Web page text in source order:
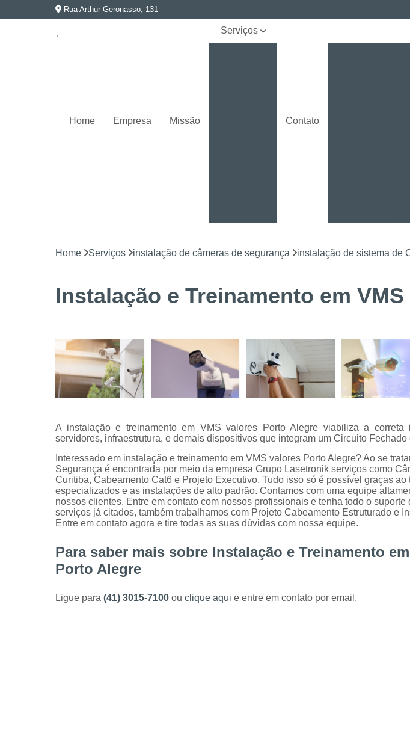
Rua Arthur Geronasso, 131
Home Empresa Missão
Serviços
elétrica e
Segurança
instalação
de câmeras
técnicos
Contato
Instalação
Alarme
Instalação de
Alarme de
Instalação e
Home Serviços instalação de câmeras de segurança instalação de sistema de
Instalação e Treinamento em
A instalação e treinamento em VMS valores Porto Alegre viabiliza a correta
servidores, infraestrutura, e demais dispositivos que integram um Circuito Fechado
Interessado em instalação e treinamento em VMS valores Porto Alegre? Ao se
Segurança é encontrada por meio da empresa Grupo Lasetronik serviços como
Curitiba, Cabeamento Cat6 e Projeto Executivo. Tudo isso só é possível graças
especializados e as instalações de alto padrão. Contamos com uma equipe
nossos clientes. Entre em contato com nossos profissionais e tenha todo o suporte
serviços já citados, também trabalhamos com Projeto Cabeamento Estruturado e
Entre em contato agora e tire todas as suas dúvidas com nossa equipe.
Para saber mais sobre Instalação e Treinamento
Porto Alegre
Ligue para (41) 3015-7100 ou clique aqui e entre em contato por email.